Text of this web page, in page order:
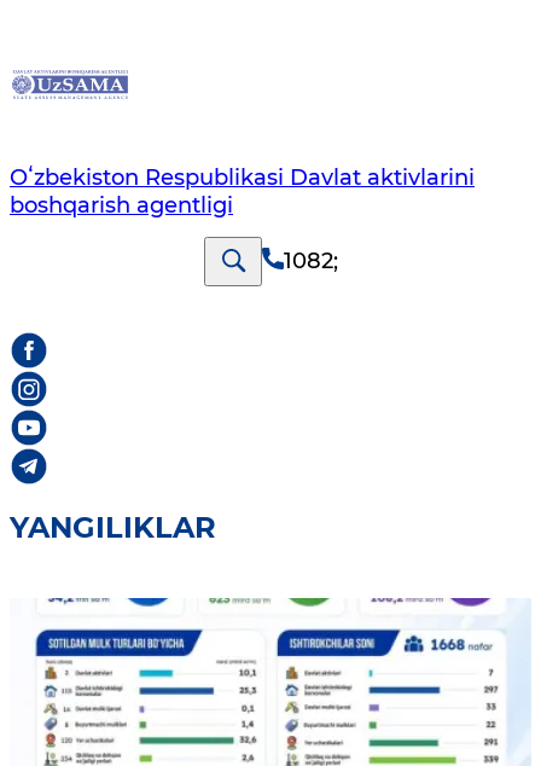
Oʻzbekiston Respublikasi Davlat aktivlarini
boshqarish agentligi
1082;
YANGILIKLAR